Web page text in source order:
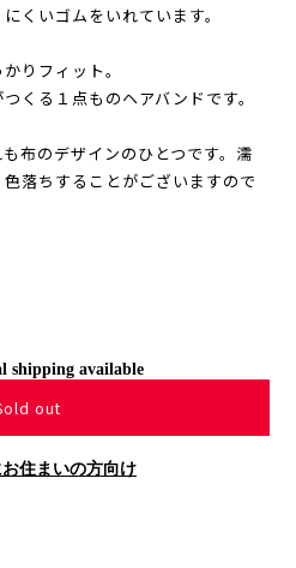
くいゴムをいれています。
りフィット。
くる１点ものヘアバンドです。
布のデザインのひとつです。濡
落ちすることがございますので
shipping available
out
お住まいの方向け